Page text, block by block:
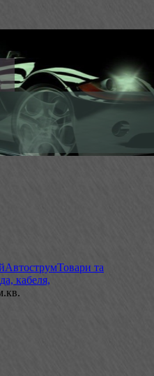
АвтострумТовари та
кабеля,